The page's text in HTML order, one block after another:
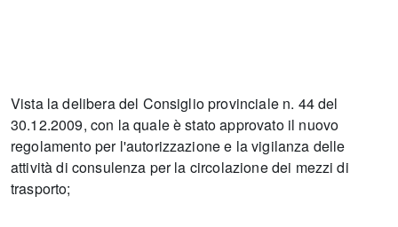
Vista la delibera del Consiglio provinciale n. 44 del
30.12.2009, con la quale è stato approvato il nuovo
regolamento per l'autorizzazione e la vigilanza delle
attività di consulenza per la circolazione dei mezzi di
trasporto;